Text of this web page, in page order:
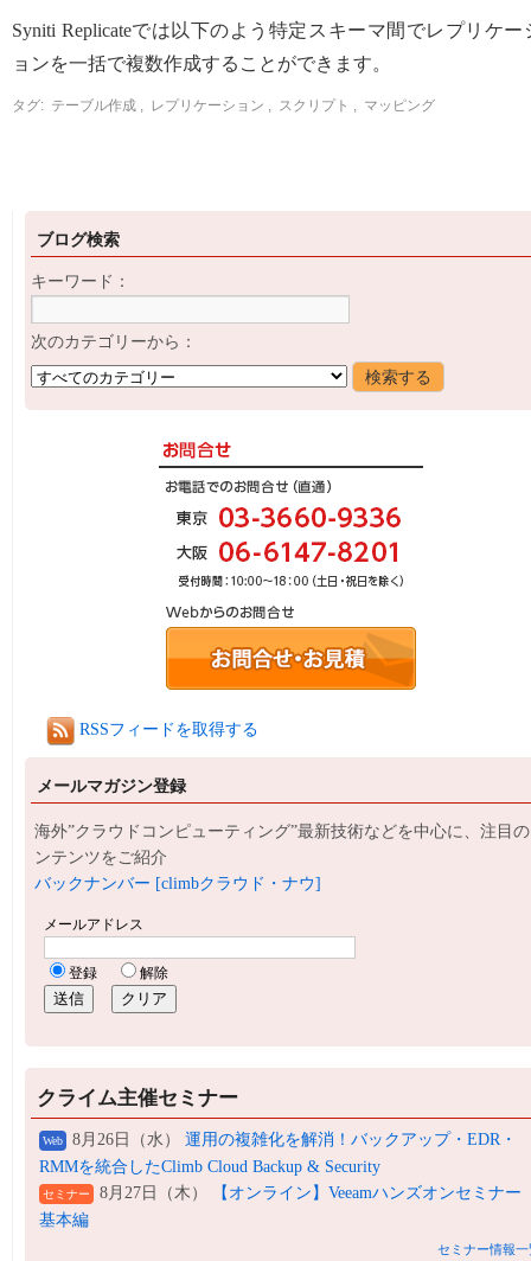
Syniti Replicateでは以下のよう特定スキーマ間でレプリケー
ョンを一括で複数作成することができます。
タグ: テーブル作成 , レプリケーション , スクリプト , マッピング
ブログ検索
キーワード：
次のカテゴリーから：
RSSフィードを取得する
メールマガジン登録
海外”クラウドコンピューティング”最新技術などを中心に、注目
ンテンツをご紹介
バックナンバー [climbクラウド・ナウ]
クライム主催セミナー
Web 8月26日（水） 運用の複雑化を解消！バックアップ・EDR・
RMMを統合したClimb Cloud Backup & Security
セミナー 8月27日（木）
【オンライン】Veeamハンズオンセミナー
基本編
セミナー情報一